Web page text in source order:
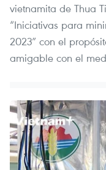
vietnamita de Thua
“Iniciativas para
2023” con el
amigable con el